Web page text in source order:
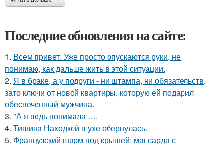
Последние обновления на сайте:
1. Всем привет. Уже просто опускаются руки, не
понимаю, как дальше жить в этой ситуации.
2. Я в браке, а у подруги - ни штампа, ни обязательств,
зато ключи от новой квартиры, которую ей подарил
обеспеченный мужчина.
3. "А я ведь понимала ….
4. Тишина Находкой в ухе обернулась.
5. Французский шарм под крышей: мансарда с